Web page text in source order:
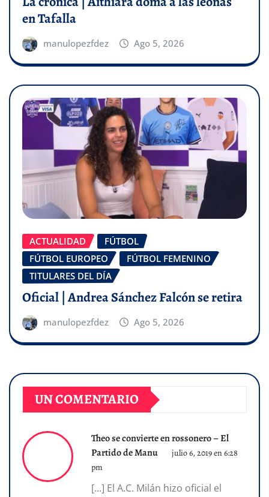
en Tafalla
manulopezfdez Ago 5, 2026
ACTUALIDAD
FÚTBOL
FÚTBOL EUROPEO
FÚTBOL FEMENINO
TITULARES DEL DÍA
Oficial | Andrea Sánchez Falcón se retira
manulopezfdez Ago 5, 2026
UN COMENTARIO
Theo se convierte en rossonero – El
Partido de Manu
julio 6, 2019 en 6:28
pm
[…] El A.C. Milán hizo oficial el